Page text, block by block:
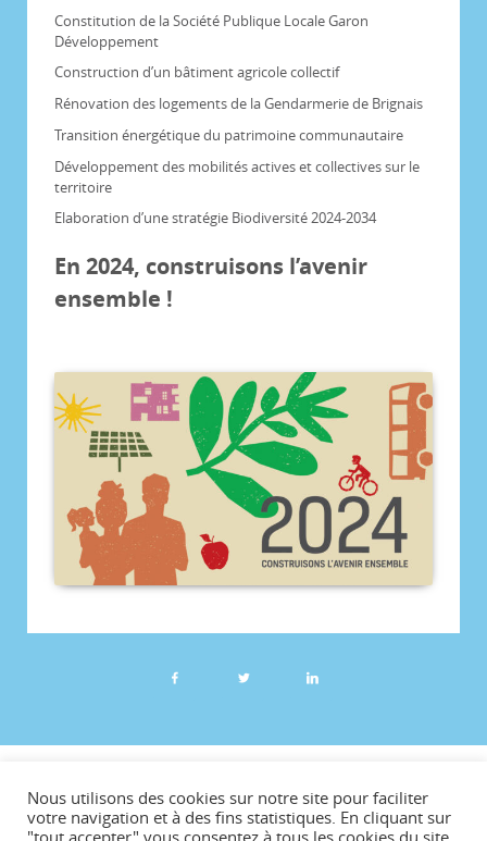
Constitution de la Société Publique Locale Garon
Développement
Construction d’un bâtiment agricole collectif
Rénovation des logements de la Gendarmerie de Brignais
Transition énergétique du patrimoine communautaire
Développement des mobilités actives et collectives sur le
territoire
Elaboration d’une stratégie Biodiversité 2024-2034
En 2024, construisons l’avenir
ensemble !
Plan du site
Nous utilisons des cookies sur notre site pour faciliter
votre navigation et à des fins statistiques. En cliquant sur